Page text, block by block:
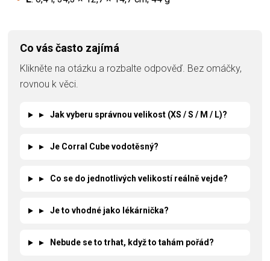
Co vás často zajímá
Klikněte na otázku a rozbalte odpověď. Bez omáčky,
rovnou k věci.
▸ Jak vyberu správnou velikost (XS / S / M / L)?
▸ Je Corral Cube vodotěsný?
▸ Co se do jednotlivých velikostí reálně vejde?
▸ Je to vhodné jako lékárnička?
▸ Nebude se to trhat, když to tahám pořád?